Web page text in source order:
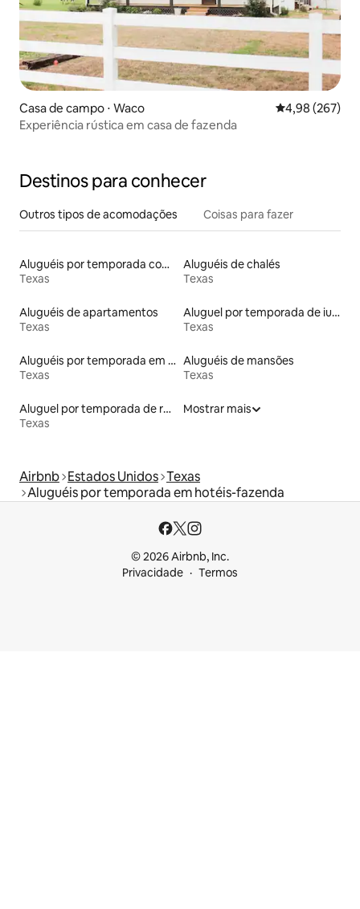
Casa de campo ⋅ Waco 4,98 de uma
4,98 (267)
Experiência rústica em casa de fazenda
Destinos para conhecer
Outros tipos de acomodações Coisas para fazer
Aluguéis por temporada com banheira de hidromassagem
Texas
Aluguéis de chalés
Texas
Aluguéis de apartamentos
Texas
Aluguel por temporada de iurtas
Texas
Aluguéis por temporada em resorts
Texas
Aluguéis de mansões
Texas
Aluguel por temporada de ranchos
Texas
Mostrar mais
Airbnb Estados Unidos Texas
Aluguéis por temporada em hotéis-fazenda
© 2026 Airbnb, Inc.
Privacidade
Termos